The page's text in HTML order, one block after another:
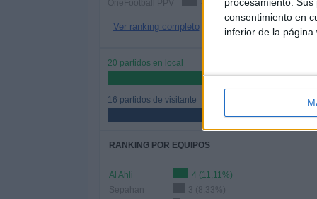
consentimiento en
inferior de la página
OneFootball PPV
4 (11,11%)
Ver ranking completo
20 partidos en local
55,56%
16 partidos de visitante
44,44%
RANKING POR EQUIPOS
Al Ahli
4 (11,11%)
Sepahan
3 (8,33%)